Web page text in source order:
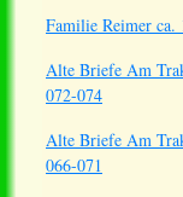
Familie Reimer
Alte Briefe Am
072-074
Alte Briefe Am
066-071